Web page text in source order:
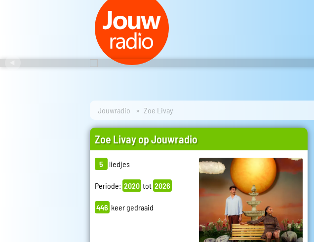
Jouwradio Zoe Livay
Zoe Livay op Jouwradio
5 liedjes
Periode: 2020 tot 2026
446 keer gedraaid